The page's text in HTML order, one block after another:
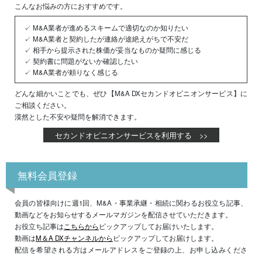
こんなお悩みの方におすすめです。
✓ M&A業者が進めるスキームで適切なのか知りたい
✓ M&A業者と契約したが連絡が途絶えがちで不安だ
✓ 相手から提示された株価が妥当なものか疑問に感じる
✓ 契約書に問題がないか確認したい
✓ M&A業者が頼りなく感じる
どんな細かいことでも、ぜひ【M&A DXセカンドオピニオンサービス】に
ご相談ください。
漠然とした不安や疑問を解消できます。
セカンドオピニオンサービスを利用する >>
無料会員登録
会員の皆様向けに週1回、M&A・事業承継・相続に関わるお役立ち記事、
動画などをお知らせするメールマガジンを配信させていただきます。
お役立ち記事はこちらから ピックアップしてお届けいたします。
動画はM＆A DXチャンネルから ピックアップしてお届けします。
配信を希望される方はメールアドレスをご登録の上、お申し込みくださ